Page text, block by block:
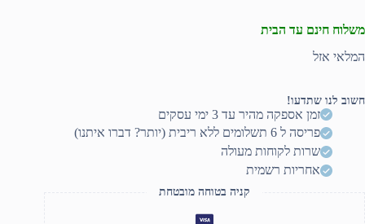
משלוח חינם עד הבית
המלאי אזל
חשוב לנו שתדעו!
זמן אספקה מהיר עד 3 ימי עסקים
פריסה ל 6 תשלומים ללא ריבית (יותר? דברו איתנו)
שרות לקוחות מעולה
אחריות רשמית
קניה בטוחה מובטחת